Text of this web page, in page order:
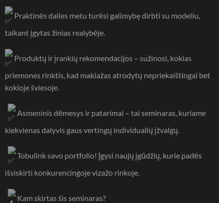
Praktinės dalies metu turėsi galimybę dirbti su modeliu,
taikant įgytas žinias realybėje.
Produktų ir įrankių rekomendacijos – sužinosi, kokias
priemones rinktis, kad makiažas atrodytų nepriekaištingai bet
kokioje šviesoje.
Asmeninis dėmesys ir patarimai – tai seminaras, kuriame
kiekvienas dalyvis gaus vertingų individualių įžvalgų.
Tobulink savo portfolio! Įgysi naujų įgūdžių, kurie padės
išsiskirti konkurencingoje vizažo rinkoje.
Kam skirtas šis seminaras?